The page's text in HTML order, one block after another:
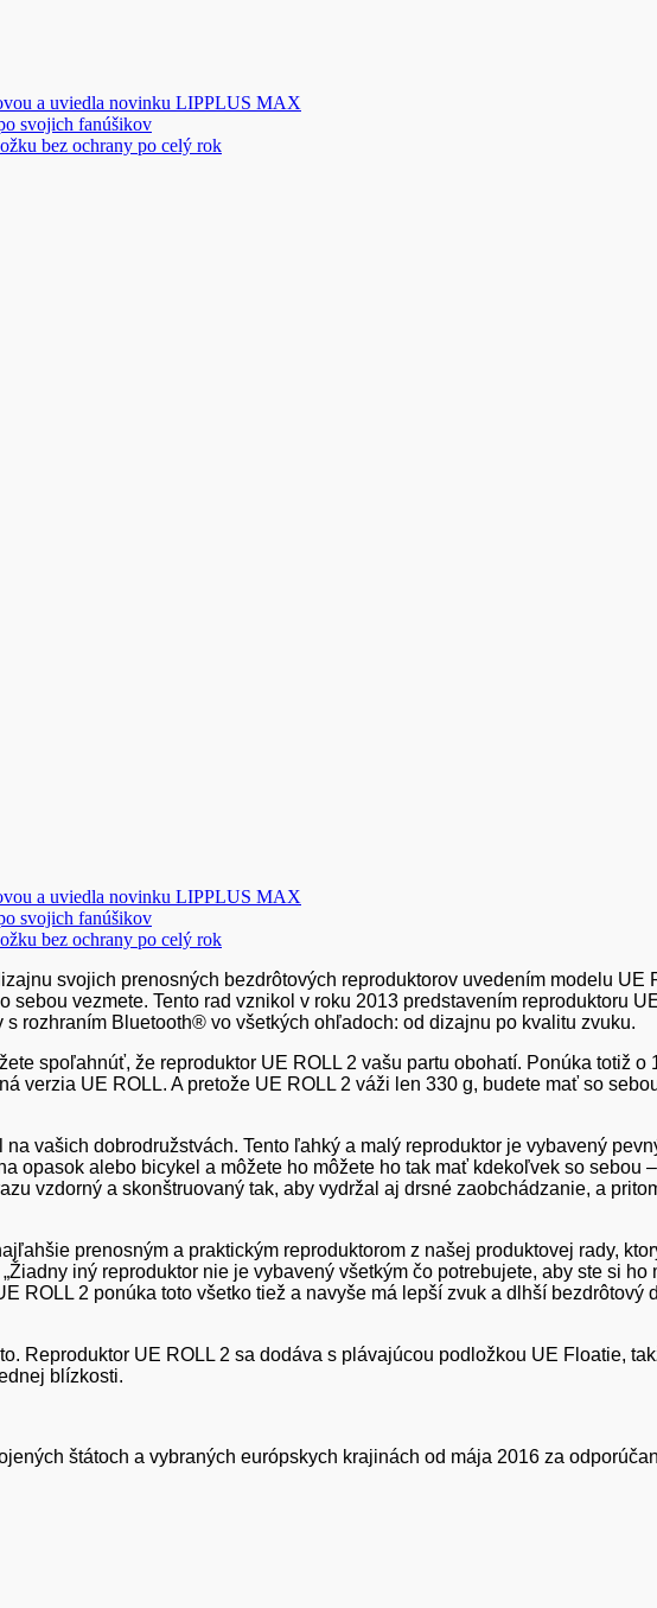
a uviedla novinku LIPPLUS MAX
svojich fanúšikov
bez ochrany po celý rok
a uviedla novinku LIPPLUS MAX
svojich fanúšikov
bez ochrany po celý rok
svojich prenosných bezdrôtových reproduktorov uvedením modelu UE
vezmete. Tento rad vznikol v roku 2013 predstavením reproduktoru
rozhraním Bluetooth® vo všetkých ohľadoch: od dizajnu po kvalitu zvuku.
spoľahnúť, že reproduktor UE ROLL 2 vašu partu obohatí. Ponúka totiž
verzia UE ROLL. A pretože UE ROLL 2 váži len 330 g, budete mať so
vašich dobrodružstvách. Tento ľahký a malý reproduktor je vybavený
opasok alebo bicykel a môžete ho môžete ho tak mať kdekoľvek so sebou
vzdorný a skonštruovaný tak, aby vydržal aj drsné zaobchádzanie, a
prenosným a praktickým reproduktorom z našej produktovej rady,
iný reproduktor nie je vybavený všetkým čo potrebujete, aby ste si
ROLL 2 ponúka toto všetko tiež a navyše má lepší zvuk a dlhší bezdrôtový
Reproduktor UE ROLL 2 sa dodáva s plávajúcou podložkou UE Floatie,
blízkosti.
štátoch a vybraných európskych krajinách od mája 2016 za